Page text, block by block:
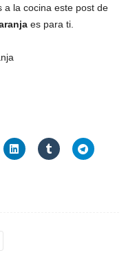
a la cocina este post de
es para ti.